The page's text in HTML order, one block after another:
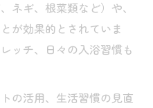
ネギ、根菜類など）や、
が効果的とされていま
ッチ、日々の入浴習慣も
の活用、生活習慣の見直